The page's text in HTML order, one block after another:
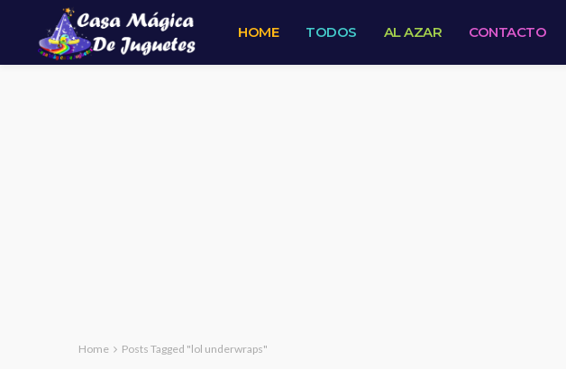
HOME TODOS AL AZAR CONTACTO
Home Posts Tagged "lol underwraps"